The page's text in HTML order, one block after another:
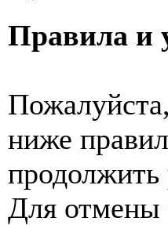
Правила и
ниже
продолжить
Для отмены